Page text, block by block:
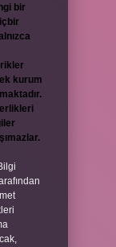
bir
kurum